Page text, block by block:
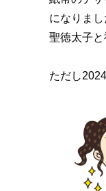
になりま
聖徳太子と
ただし